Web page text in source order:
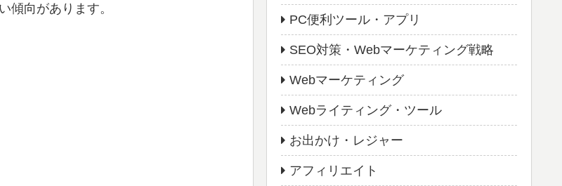
傾向があります。
PC便利ツール・アプリ
SEO対策・Webマーケティング戦略
Webマーケティング
Webライティング・ツール
お出かけ・レジャー
アフィリエイト